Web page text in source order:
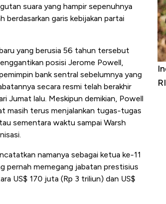
suara yang hampir sepenuhnya
berdasarkan garis kebijakan partai
yang berusia 56 tahun tersebut
posisi Jerome Powell,
bank sentral sebelumnya yang
secara resmi telah berakhir
Jumat lalu. Meskipun demikian, Powell
masih terus menjalankan tugas-tugas
sementara waktu sampai Warsh
namanya sebagai ketua ke-11
pernah memegang jabatan prestisius
US$ 170 juta (Rp 3 triliun) dan US$
Susu Jadi Bintang Baru Ekonomi